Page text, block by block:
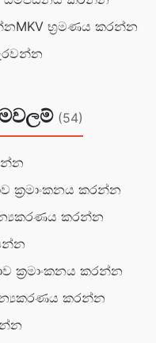
MKV භ්‍රමණය කරන්න
(54)
ක්‍රමාංකනය කරන්න
කරන්න
ක්‍රමාංකනය කරන්න
කරන්න